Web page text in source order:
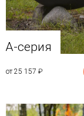
A-серия
от 25 157 ₽